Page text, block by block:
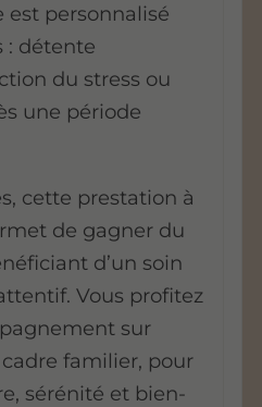
est personnalisé
: détente
du stress ou
une période
cette prestation à
de gagner du
d’un soin
Vous profitez
sur
familier, pour
sérénité et bien-